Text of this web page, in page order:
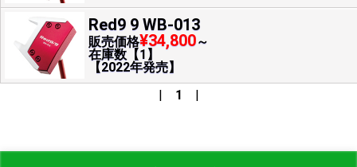
Red9 9 WB-013
販売価格¥34,800～
在庫数【1】
【2022年発売】
| 1 |